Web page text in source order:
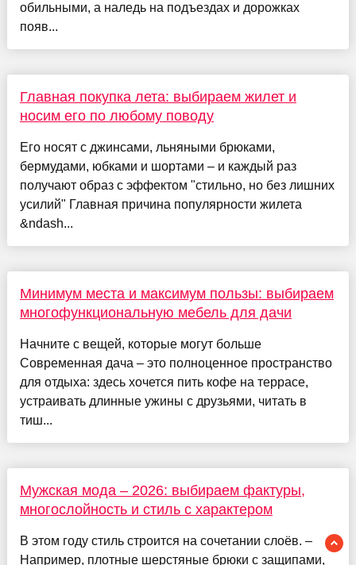
обильными, а наледь на подъездах и дорожках
появ...
Главная покупка лета: выбираем жилет и
носим его по любому поводу
Его носят с джинсами, льняными брюками,
бермудами, юбками и шортами – и каждый раз
получают образ с эффектом "стильно, но без лишних
усилий" Главная причина популярности жилета
&ndash...
Минимум места и максимум пользы: выбираем
многофункциональную мебель для дачи
Начните с вещей, которые могут больше
Современная дача – это полноценное пространство
для отдыха: здесь хочется пить кофе на террасе,
устраивать длинные ужины с друзьями, читать в
тиш...
Мужская мода – 2026: выбираем фактуры,
многослойность и стиль с характером
В этом году стиль строится на сочетании слоёв. –
Например, плотные шерстяные брюки с защипами,